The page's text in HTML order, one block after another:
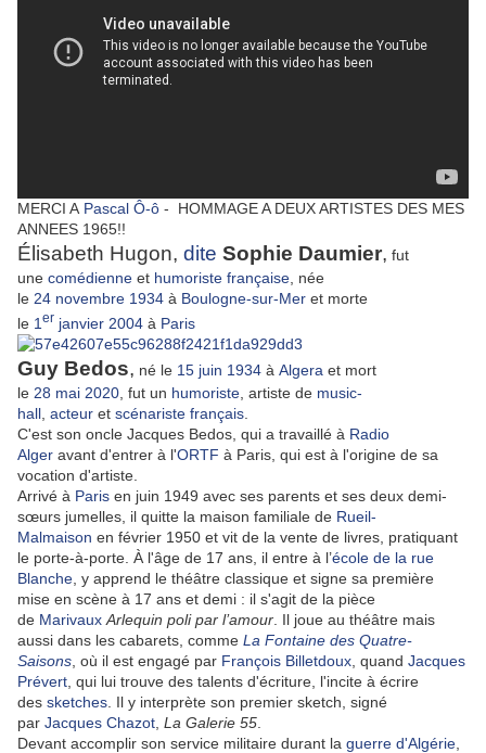
MERCI A Pascal Ô-ô - HOMMAGE A DEUX ARTISTES DES MES
ANNEES 1965!!
Élisabeth Hugon, dite Sophie Daumier, fut
une comédienne et humoriste française , née
le 24 novembre 1934 à Boulogne-sur-Mer et morte
le 1 er janvier 2004 à Paris
Guy Bedos, né le 15 juin 1934 à Algera et mort
le 28 mai 2020 , fut un humoriste , artiste de music-
hall acteur et scénariste français
C'est son oncle Jacques Bedos, qui a travaillé à Radio
Alger avant d'entrer à l'ORTF à Paris, qui est à l'origine de sa
vocation d'artiste.
Arrivé à Paris en juin 1949 avec ses parents et ses deux demi-
sœurs jumelles, il quitte la maison familiale de Rueil-
Malmaison en février 1950 et vit de la vente de livres, pratiquant
le porte-à-porte. À l'âge de 17 ans, il entre à l’école de la rue
Blanche , y apprend le théâtre classique et signe sa première
mise en scène à 17 ans et demi : il s'agit de la pièce
de Marivaux Arlequin poli par l’amour . Il joue au théâtre mais
aussi dans les cabarets, comme La Fontaine des Quatre-
Saisons , où il est engagé par François Billetdoux , quand Jacques
Prévert , qui lui trouve des talents d'écriture, l'incite à écrire
des sketches . Il y interprète son premier sketch, signé
par Jacques Chazot La Galerie 55
Devant accomplir son service militaire durant la guerre d'Algérie